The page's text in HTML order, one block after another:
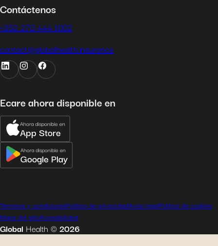
Contáctenos
+352 270 444 1002
contact@globalhealth.insurance
Ecare ahora disponible en
Ahora disponible en
App Store
Ahora disponible en
Google Play
Global Health ©2026
Términos y condicionesPolítica de privacidadAviso legalPolítica de cookies
Mapa del sitioAccesibilidad